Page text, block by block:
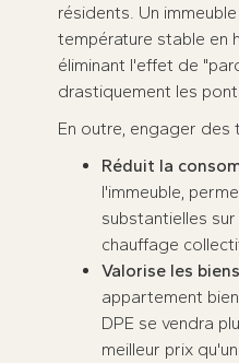
résidents. Un
température stable en
éliminant l'effet de
drastiquement les
En outre, engager des
Réduit la
l'immeuble,
substantielles
chauffage
Valorise les
appartement
DPE se vendra
meilleur prix